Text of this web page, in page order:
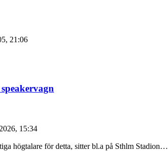
21:06
15:34
högtalare för detta, sitter bl.a på Sthlm Stadion…